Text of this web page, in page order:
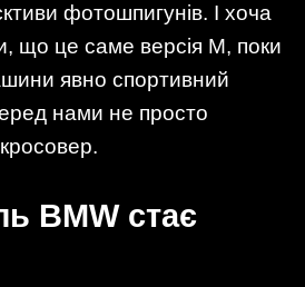
фотошпигунів. І хоча
що це саме версія M, поки
явно спортивний
нами не просто
BMW стає